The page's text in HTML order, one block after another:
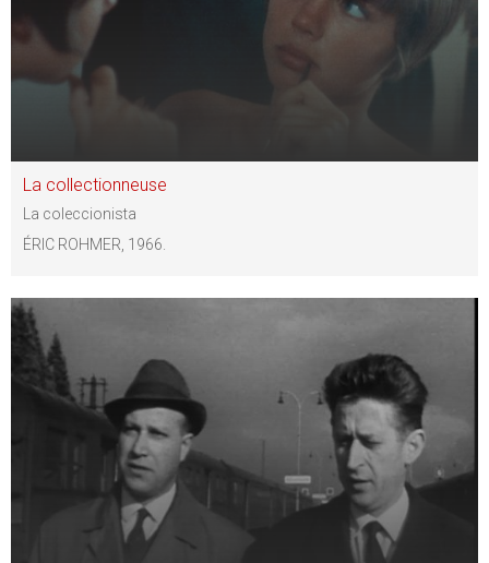
La collectionneuse
La coleccionista
ÉRIC ROHMER, 1966.